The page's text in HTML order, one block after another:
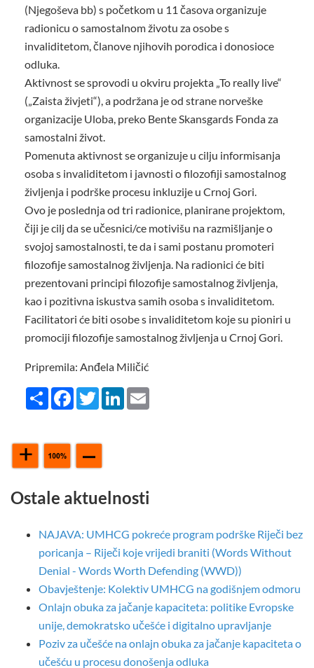
(Njegoševa bb) s početkom u 11 časova organizuje
radionicu o samostalnom životu za osobe s
invaliditetom, članove njihovih porodica i donosioce
odluka.
Aktivnost se sprovodi u okviru projekta „To really live“
(„Zaista živjeti“), a podržana je od strane norveške
organizacije Uloba, preko Bente Skansgards Fonda za
samostalni život.
Pomenuta aktivnost se organizuje u cilju informisanja
osoba s invaliditetom i javnosti o filozofiji samostalnog
življenja i podrške procesu inkluzije u Crnoj Gori.
Ovo je poslednja od tri radionice, planirane projektom,
čiji je cilj da se učesnici/ce motivišu na razmišljanje o
svojoj samostalnosti, te da i sami postanu promoteri
filozofije samostalnog življenja. Na radionici će biti
prezentovani principi filozofije samostalnog življenja,
kao i pozitivna iskustva samih osoba s invaliditetom.
Facilitatori će biti osobe s invaliditetom koje su pioniri u
promociji filozofije samostalnog življenja u Crnoj Gori.
Pripremila: Anđela Miličić
Share FacebookTwitterLinkedIn
Ostale aktuelnosti
NAJAVA: UMHCG pokreće program podrške Riječi bez
poricanja – Riječi koje vrijedi braniti (Words Without
Denial - Words Worth Defending (WWD))
Obavještenje: Kolektiv UMHCG na godišnjem odmoru
Onlajn obuka za jačanje kapaciteta: politike Evropske
unije, demokratsko učešće i digitalno upravljanje
Poziv za učešće na onlajn obuka za jačanje kapaciteta o
učešću u procesu donošenja odluka